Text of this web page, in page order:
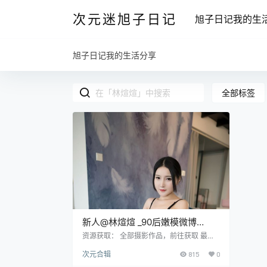
次元迷旭子日记 旭子日记我的生
旭子日记我的生活分享
全部标签
新人@林煊煊 _90后嫩模微博
coser全部作品
资源获取： 全部摄影作品，前往获取 最新
01.19 VOL.369 林煊煊 [44P-369MB] [XIU
次元合辑 815 0